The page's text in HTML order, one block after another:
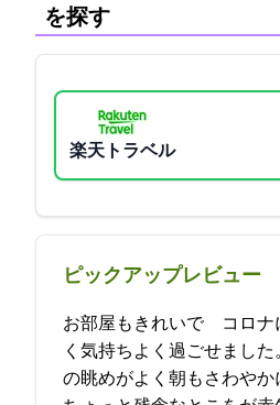
を探す
楽天トラベル
ピックアップレビュー
お部屋もきれいで コロナ
く気持ちよく過ごせまし
の眺めがよく朝もさわやか